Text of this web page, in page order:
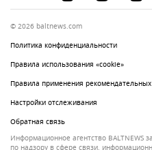
© 2026 baltnews.com
Политика конфиденциальности
Правила использования «cookie»
Правила применения рекомендательных
Настройки отслеживания
Обратная связь
Информационное агентство BALTNEWS
по надзору в сфере связи,